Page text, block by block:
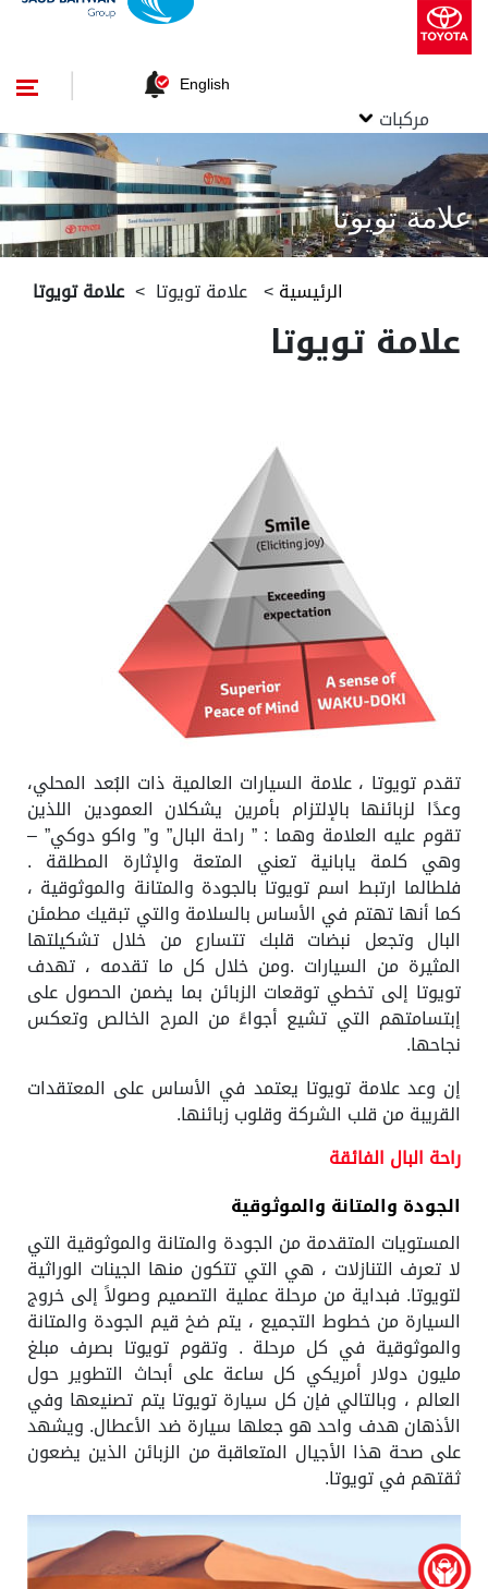
مركبات
English
علامة تويوتا
الرئيسية> علامة تويوتا > علامة تويوتا
علامة تويوتا
تقدم تويوتا ، علامة السيارات العالمية ذات البُعد المحلي،
وعدًا لزبائنها بالإلتزام بأمرين يشكلان العمودين اللذين
تقوم عليه العلامة وهما : ” راحة البال” و” واكو دوكي” –
وهي كلمة يابانية تعني المتعة والإثارة المطلقة .
فلطالما ارتبط اسم تويوتا بالجودة والمتانة والموثوقية ،
كما أنها تهتم في الأساس بالسلامة والتي تبقيك مطمئن
البال وتجعل نبضات قلبك تتسارع من خلال تشكيلتها
المثيرة من السيارات .ومن خلال كل ما تقدمه ، تهدف
تويوتا إلى تخطي توقعات الزبائن بما يضمن الحصول على
إبتسامتهم التي تشيع أجواءً من المرح الخالص وتعكس
نجاحها.
إن وعد علامة تويوتا يعتمد في الأساس على المعتقدات
القريبة من قلب الشركة وقلوب زبائنها.
راحة البال الفائقة
الجودة والمتانة والموثوقية
المستويات المتقدمة من الجودة والمتانة والموثوقية التي
لا تعرف التنازلات ، هي التي تتكون منها الجينات الوراثية
لتويوتا. فبداية من مرحلة عملية التصميم وصولاً إلى خروج
السيارة من خطوط التجميع ، يتم ضخ قيم الجودة والمتانة
والموثوقية في كل مرحلة . وتقوم تويوتا بصرف مبلغ
مليون دولار أمريكي كل ساعة على أبحاث التطوير حول
العالم ، وبالتالي فإن كل سيارة تويوتا يتم تصنيعها وفي
الأذهان هدف واحد هو جعلها سيارة ضد الأعطال. ويشهد
على صحة هذا الأجيال المتعاقبة من الزبائن الذين يضعون
ثقتهم في تويوتا.